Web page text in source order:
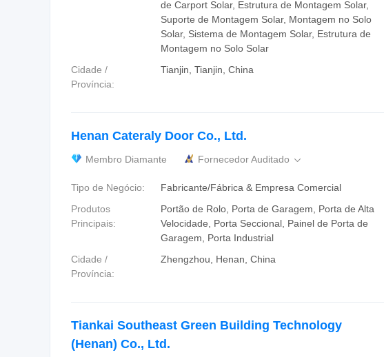
de Carport Solar, Estrutura de Montagem Solar,
Suporte de Montagem Solar, Montagem no Solo
Solar, Sistema de Montagem Solar, Estrutura de
Montagem no Solo Solar
Cidade /
Província:
Tianjin, Tianjin, China
Henan Cateraly Door Co., Ltd.
Membro Diamante Fornecedor Auditado 
Tipo de Negócio:
Fabricante/Fábrica & Empresa Comercial
Produtos
Principais:
Portão de Rolo, Porta de Garagem, Porta de Alta
Velocidade, Porta Seccional, Painel de Porta de
Garagem, Porta Industrial
Cidade /
Província:
Zhengzhou, Henan, China
Tiankai Southeast Green Building Technology
(Henan) Co., Ltd.